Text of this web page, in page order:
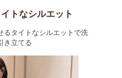
トなシルエット
るタイトなシルエットで洗
き立てる